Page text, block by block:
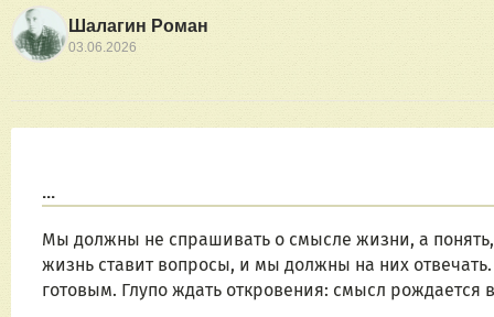
Шалагин Роман
03.06.2026
...
Мы должны не спрашивать о смысле жизни, а
жизнь ставит вопросы, и мы должны на них
готовым. Глупо ждать откровения: смысл